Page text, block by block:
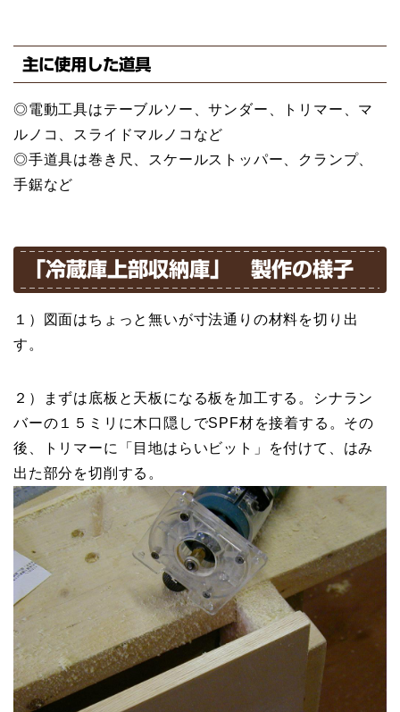
主に使用した道具
◎電動工具はテーブルソー、サンダー、トリマー、マ
ルノコ、スライドマルノコなど
◎手道具は巻き尺、スケールストッパー、クランプ、
手鋸など
「冷蔵庫上部収納庫」 製作の様子
１）図面はちょっと無いが寸法通りの材料を切り出
す。
２）まずは底板と天板になる板を加工する。シナラン
バーの１５ミリに木口隠しでSPF材を接着する。その
後、トリマーに「目地はらいビット」を付けて、はみ
出た部分を切削する。